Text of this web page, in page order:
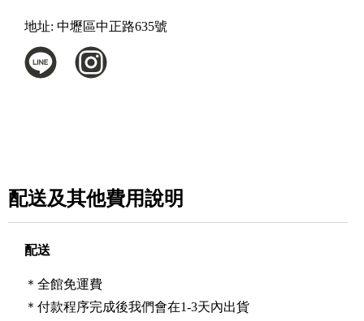
地址: 中壢區中正路635號
配送及其他費用說明
配送
＊全館免運費
＊付款程序完成後我們會在1-3天內出貨